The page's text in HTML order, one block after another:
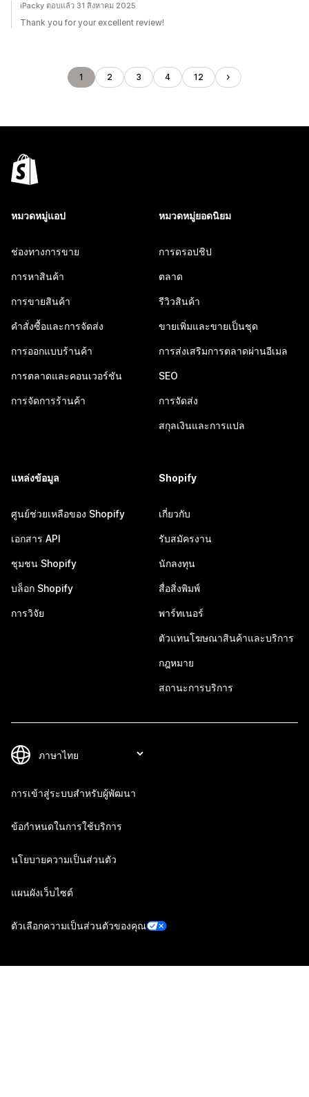
iPacky ตอบแล้ว 31 สิงหาคม 2025
Thank you for your excellent review!
1 2 3 4 12
หมวดหมู่แอป
ช่องทางการขาย
การหาสินค้า
การขายสินค้า
คำสั่งซื้อและการจัดส่ง
การออกแบบร้านค้า
การตลาดและคอนเวอร์ชัน
การจัดการร้านค้า
หมวดหมู่ยอดนิยม
การดรอปชิป
ตลาด
รีวิวสินค้า
ขายเพิ่มและขายเป็นชุด
การส่งเสริมการตลาดผ่านอีเมล
SEO
การจัดส่ง
สกุลเงินและการแปล
แหล่งข้อมูล
ศูนย์ช่วยเหลือของ Shopify
เอกสาร API
ชุมชน Shopify
บล็อก Shopify
การวิจัย
Shopify
เกี่ยวกับ
รับสมัครงาน
นักลงทุน
สื่อสิ่งพิมพ์
พาร์ทเนอร์
ตัวแทนโฆษณาสินค้าและบริการ
กฎหมาย
สถานะการบริการ
การเข้าสู่ระบบสำหรับผู้พัฒนา
ข้อกำหนดในการใช้บริการ
นโยบายความเป็นส่วนตัว
แผนผังเว็บไซต์
ตัวเลือกความเป็นส่วนตัวของคุณ